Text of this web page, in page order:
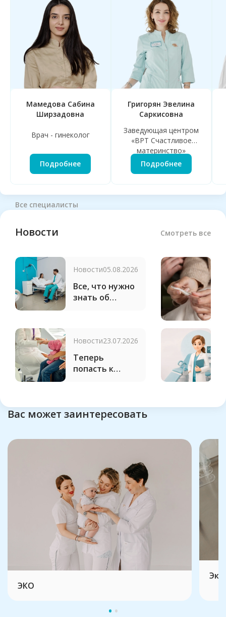
Мамедова Сабина
Ширзадовна
Врач - гинеколог
Подробнее
Григорян Эвелина
Саркисовна
Заведующая центром
«ВРТ Счастливое
материнство»
Подробнее
Все специалисты
Новости Смотреть все
Новости05.08.2026
Все, что нужно
знать об
Новости23.07.2026
Теперь
попасть к
Вас может заинтересовать
ЭКО